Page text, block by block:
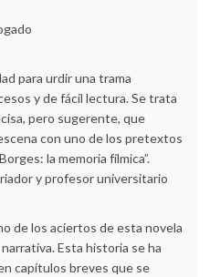
para urdir una trama
y de fácil lectura. Se trata
pero sugerente, que
con uno de los pretextos
la memoria fílmica”.
y profesor universitario
de los aciertos de esta novela
Esta historia se ha
capítulos breves que se